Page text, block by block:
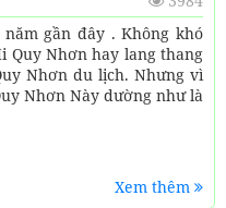
gần đây . Không khó
Quy Nhơn hay lang thang
Nhơn du lịch. Nhưng vì
Nhơn Này dường như là
Xem thêm